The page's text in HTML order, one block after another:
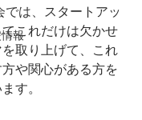
報
は、 スタートアッ
これだけは欠かせ
取り上げて、これ
や関心がある方を
す。